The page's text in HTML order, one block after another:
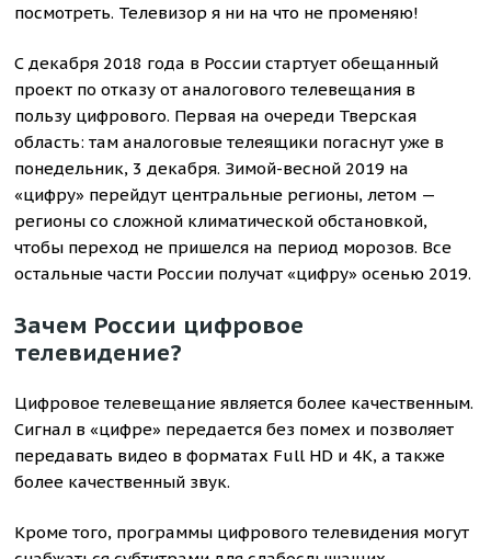
посмотреть. Телевизор я ни на что не променяю!
С декабря 2018 года в России стартует обещанный
проект по отказу от аналогового телевещания в
пользу цифрового. Первая на очереди Тверская
область: там аналоговые телеящики погаснут уже в
понедельник, 3 декабря. Зимой-весной 2019 на
«цифру» перейдут центральные регионы, летом —
регионы со сложной климатической обстановкой,
чтобы переход не пришелся на период морозов. Все
остальные части России получат «цифру» осенью 2019.
Зачем России цифровое
телевидение?
Цифровое телевещание является более качественным.
Сигнал в «цифре» передается без помех и позволяет
передавать видео в форматах Full HD и 4K, а также
более качественный звук.
Кроме того, программы цифрового телевидения могут